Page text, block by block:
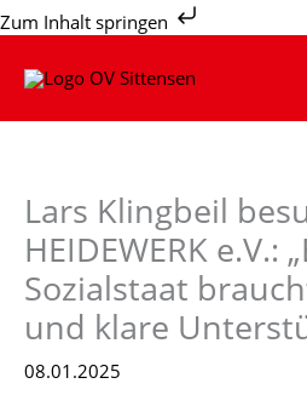
Zum Inhalt springen
Zum
Inhalt
Lars Klingbeil
HEIDEWERK e.V.:
Sozialstaat
und klare
08.01.2025